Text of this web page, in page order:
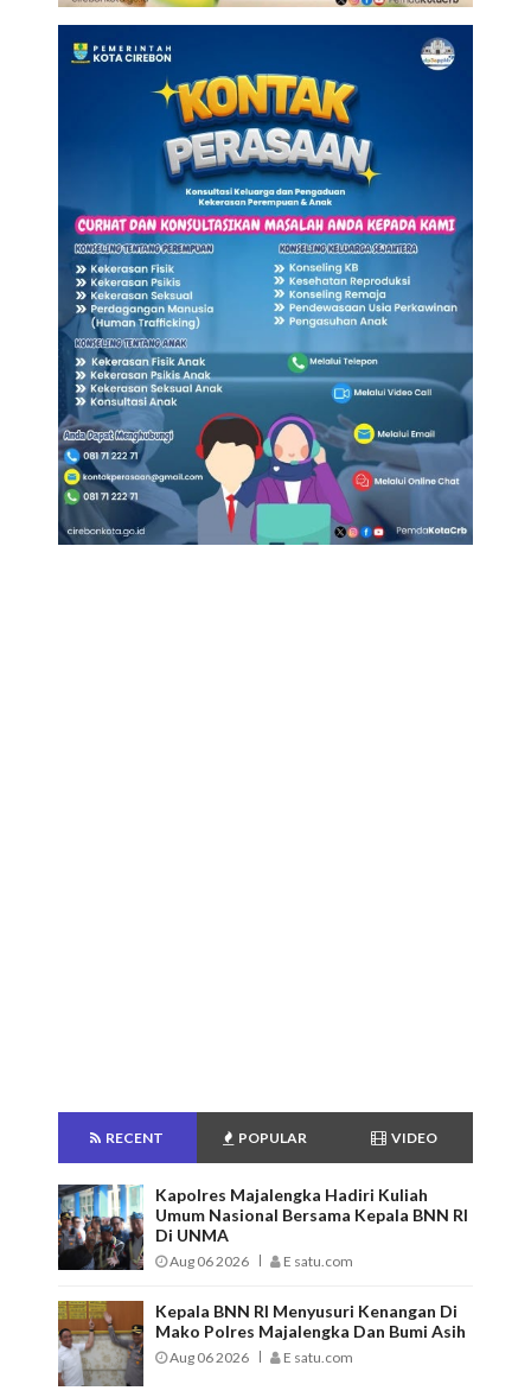
RECENT POPULAR VIDEO
Kapolres Majalengka Hadiri Kuliah
Umum Nasional Bersama Kepala BNN RI
Di UNMA
Aug 06 2026 E satu.com
Kepala BNN RI Menyusuri Kenangan Di
Mako Polres Majalengka Dan Bumi Asih
Aug 06 2026 E satu.com